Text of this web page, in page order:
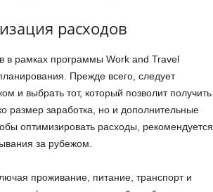
расходов
в рамках программы Work and Travel
Прежде всего, следует
и выбрать тот, который позволит получить
размер заработка, но и дополнительные
оптимизировать расходы, рекомендуется
за рубежом.
проживание, питание, транспорт и